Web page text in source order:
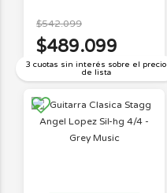
3 cuotas sin interés sobre el precio
de lista
$542.099
$489.099